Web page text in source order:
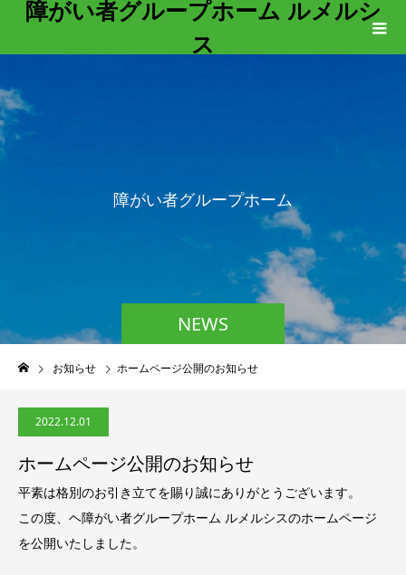
障がい者グループホーム ルメルシ
ス
NEWS
障がい者グループホーム ル
お知らせ ホームページ公開のお知らせ
2022.12.01
ホームページ公開のお知らせ
平素は格別のお引き立てを賜り誠にありがとうございます。
この度、ヘ障がい者グループホーム ルメルシスのホームページ
を公開いたしました。